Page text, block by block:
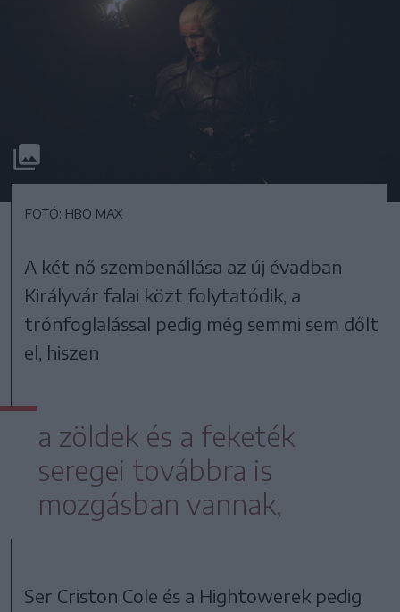
FOTÓ: HBO MAX
A két nő szembenállása az új évadban
Királyvár falai közt folytatódik, a
trónfoglalással pedig még semmi sem dőlt
el, hiszen
a zöldek és a feketék
seregei továbbra is
mozgásban vannak,
Ser Criston Cole és a Hightowerek pedig